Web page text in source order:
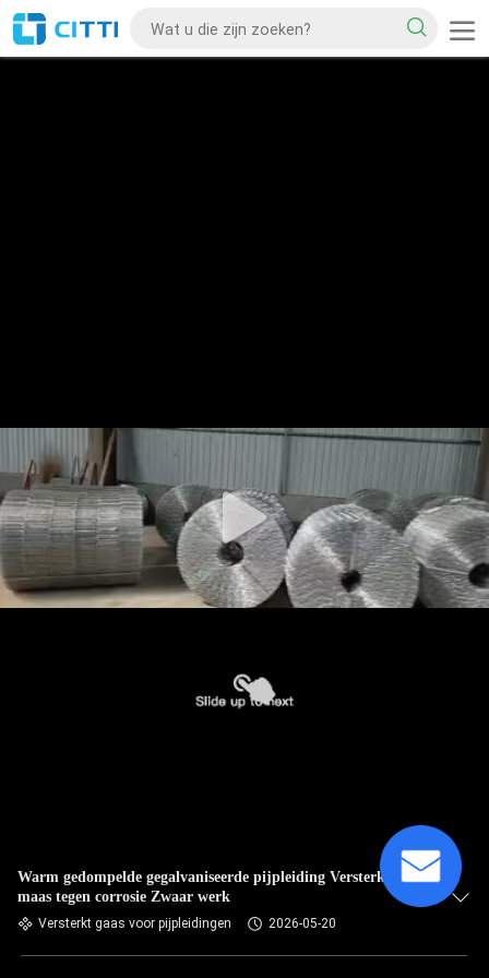
Warm gedompelde gegalvaniseerde pijpleiding Versterkt
maas tegen corrosie Zwaar werk
Versterkt gaas voor pijpleidingen 2026-05-20